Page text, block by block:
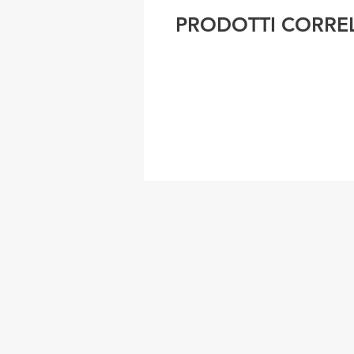
PRODOTTI